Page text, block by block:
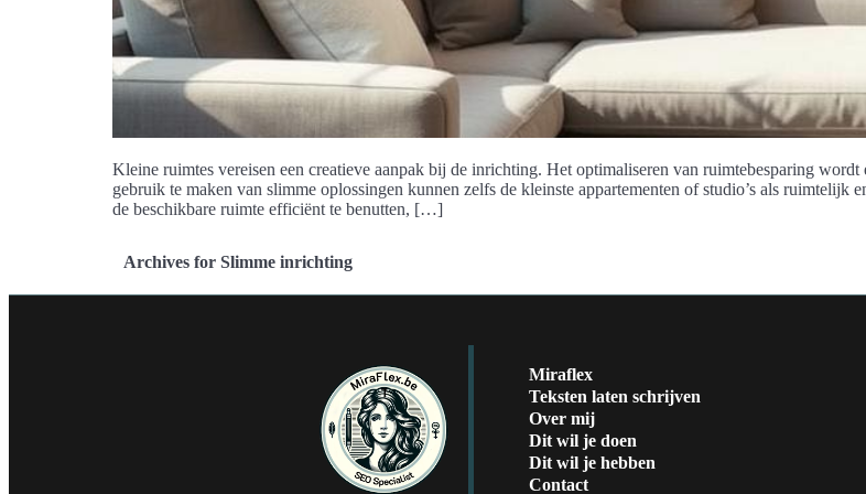
Kleine ruimtes vereisen een creatieve aanpak bij de inrichting. Het optimaliseren van ruimtebesparing
gebruik te maken van slimme oplossingen kunnen zelfs de kleinste appartementen of studio’s als
de beschikbare ruimte efficiënt te benutten, […]
Archives for Slimme inrichting
Miraflex
Teksten laten schrijven
Over mij
Dit wil je doen
Dit wil je hebben
Contact